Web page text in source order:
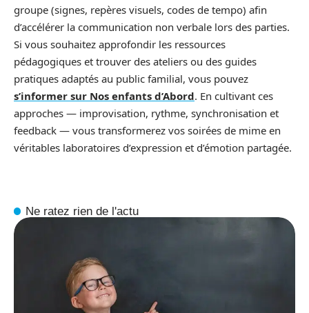
groupe (signes, repères visuels, codes de tempo) afin
d’accélérer la communication non verbale lors des parties.
Si vous souhaitez approfondir les ressources
pédagogiques et trouver des ateliers ou des guides
pratiques adaptés au public familial, vous pouvez
s’informer sur Nos enfants d’Abord. En cultivant ces
approches — improvisation, rythme, synchronisation et
feedback — vous transformerez vos soirées de mime en
véritables laboratoires d’expression et d’émotion partagée.
Ne ratez rien de l'actu